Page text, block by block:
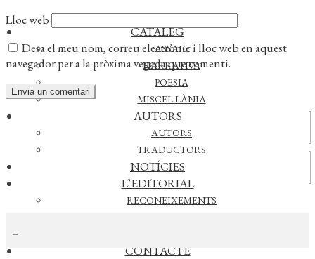
CATÀLEG
ASSAIG
NARRATIVA
POESIA
MISCEL·LÀNIA
AUTORS
AUTORS
TRADUCTORS
NOTÍCIES
L’EDITORIAL
RECONEIXEMENTS
CONTACTE
Lloc web
Desa el meu nom, correu electrònic i lloc web en aquest
navegador per a la pròxima vegada que comenti.
Actualitat
Vídeos
CERCAR NOTÍCIES